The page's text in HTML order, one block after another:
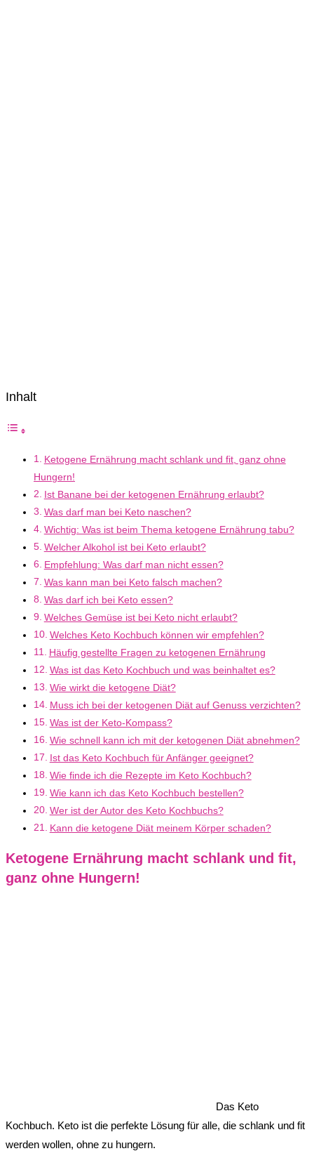
Inhalt
Ketogene Ernährung macht schlank und fit, ganz ohne
Hungern!
Ist Banane bei der ketogenen Ernährung erlaubt?
Was darf man bei Keto naschen?
Wichtig: Was ist beim Thema ketogene Ernährung tabu?
Welcher Alkohol ist bei Keto erlaubt?
Empfehlung: Was darf man nicht essen?
Was kann man bei Keto falsch machen?
Was darf ich bei Keto essen?
Welches Gemüse ist bei Keto nicht erlaubt?
Welches Keto Kochbuch können wir empfehlen?
Häufig gestellte Fragen zu ketogenen Ernährung
Was ist das Keto Kochbuch und was beinhaltet es?
Wie wirkt die ketogene Diät?
Muss ich bei der ketogenen Diät auf Genuss verzichten?
Was ist der Keto-Kompass?
Wie schnell kann ich mit der ketogenen Diät abnehmen?
Ist das Keto Kochbuch für Anfänger geeignet?
Wie finde ich die Rezepte im Keto Kochbuch?
Wie kann ich das Keto Kochbuch bestellen?
Wer ist der Autor des Keto Kochbuchs?
Kann die ketogene Diät meinem Körper schaden?
Ketogene Ernährung macht schlank und fit,
ganz ohne Hungern!
Das Keto
Kochbuch. Keto ist die perfekte Lösung für alle, die schlank und fit
werden wollen, ohne zu hungern.